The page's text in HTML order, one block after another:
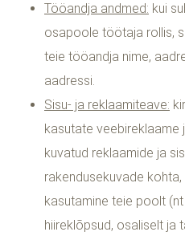
Tööandja andmed: kui
osapoole töötaja rollis,
teie tööandja nime,
aadressi.
Sisu- ja reklaamiteave:
kasutate veebireklaame
kuvatud reklaamide ja
rakendusekuvade
kasutamine teie poolt
hiireklõpsud, osaliselt ja